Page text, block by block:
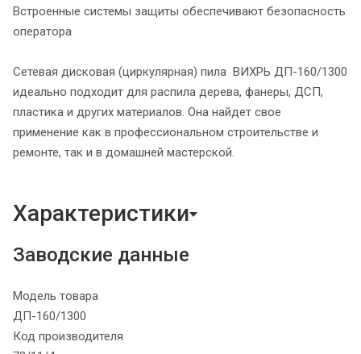
Встроенные системы защиты обеспечивают безопасность
оператора
Сетевая дисковая (циркулярная) пила ВИХРЬ ДП-160/1300
идеально подходит для распила дерева, фанеры, ДСП,
пластика и других материалов. Она найдет свое
применение как в профессиональном строительстве и
ремонте, так и в домашней мастерской.
Характеристики
Заводские данные
Модель товара
ДП-160/1300
Код производителя